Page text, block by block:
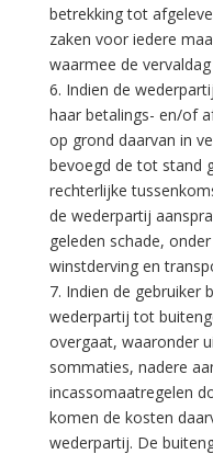
betrekking tot
zaken voor iedere
waarmee de
6. Indien de
haar betalings- en/of
op grond daarvan in
bevoegd de tot stand
rechterlijke
de wederpartij
geleden schade,
winstderving en
7. Indien de gebruiker
wederpartij tot
overgaat, waaronder
sommaties, nadere
incassomaatregelen
komen de kosten
wederpartij. De